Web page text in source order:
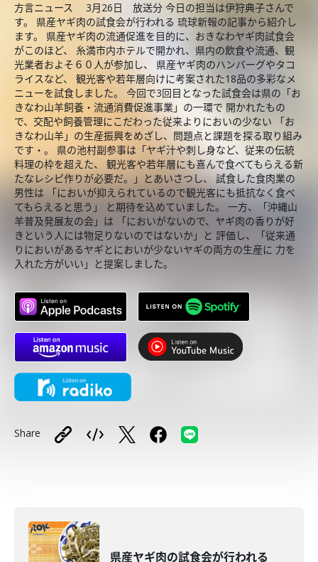
方言ニュース 3月26日 放送分 今日の担当は伊狩典子さんで
す。 県産ヤギ肉の試食会が行われる 琉球新報の記事から紹介し
ます。 県産ヤギ肉の流通促進を目的に、おきなわヤギ肉試食会
がこのほど、 糸満市内ホテルで開かれ、県内の飲食や流通、観
光業者およそ６０人が参加し、 県産ヤギ肉のハンバーグやタコ
ライスなど、 観光客や若年層向けに考案された18品の多彩なメ
ニューを試食しました。 今回で3回目となった試食会は県の「お
きなわ山羊飼養・流通消費促進事業」の一環で 開かれたもの
で、交配や飼養管理にこだわった従来よりにおいの少ない 「お
きなわ山羊」の生産振興をめざし、問題点と課題を探る取り組み
です・。 県の池村副参事は「ヤギ汁や刺し身など、従来の伝統
料理の枠を超えた、 観光客や若年層にも喜んで食べてもらえる新
たなレシピ作りが必要だ。」とあいさつし、 試食した食肉業の
男性は 「においが抑えられているので観光客にも抵抗なく食べ
てもらえると思う」 と期待を込めていました。 一方、「沖縄山
羊普及発展友の会」は 「においがないので、ヤギ肉の香りが好
きという人には物足りないのではないか」と 評価し、「従来通
りにおいがあるヤギとにおいが少ないヤギの両方の生産に 力を
入れた方がいい」と提案しました。
Share
県産ヤギ肉の試食会が行われる